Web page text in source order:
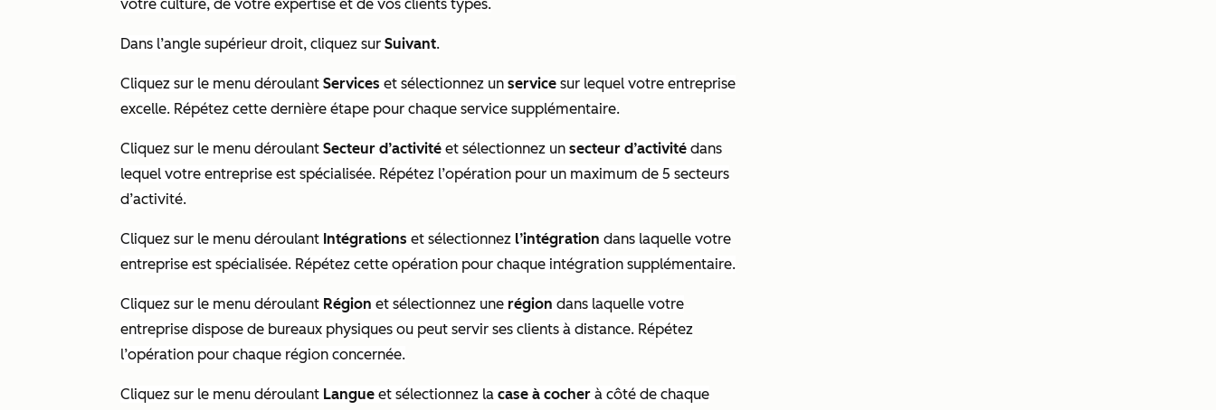
votre culture, de votre expertise et de vos clients types.
Dans l’angle supérieur droit, cliquez sur Suivant.
Cliquez sur le menu déroulant Services et sélectionnez un service sur lequel votre entreprise
excelle. Répétez cette dernière étape pour chaque service supplémentaire.
Cliquez sur le menu déroulant Secteur d’activité et sélectionnez un secteur d’activité dans
lequel votre entreprise est spécialisée. Répétez l’opération pour un maximum de 5 secteurs
d’activité.
Cliquez sur le menu déroulant Intégrations et sélectionnez l’intégration dans laquelle votre
entreprise est spécialisée. Répétez cette opération pour chaque intégration supplémentaire.
Cliquez sur le menu déroulant Région et sélectionnez une région dans laquelle votre
entreprise dispose de bureaux physiques ou peut servir ses clients à distance. Répétez
l’opération pour chaque région concernée.
Cliquez sur le menu déroulant Langue et sélectionnez la case à cocher à côté de chaque